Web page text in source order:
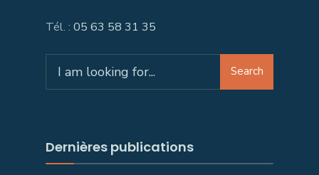
Tél. : 05 63 58 31 35
for:
Search
Dernières publications